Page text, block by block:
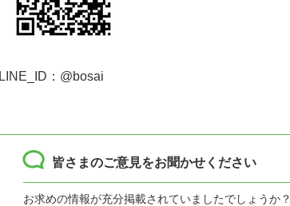
LINE_ID：@bosai
皆さまのご意見をお聞かせください
お求めの情報が充分掲載されていましたでしょうか？